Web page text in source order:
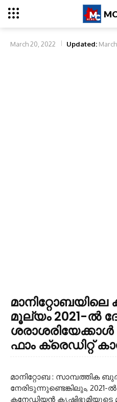
March 20, 2022 Updated:
മൂല്യം 2021-ൽ
ഫാം ക്രെഡിറ്റ്
മാനിറ്റോബ : സാമ്പത്തിക
നേരിടുന്നുണ്ടെങ്കിലും,
കനേഡിയൻ കൃഷിഭൂമിയുടെ